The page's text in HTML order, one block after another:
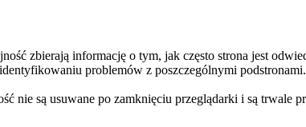
zbierają informację o tym, jak często strona jest
problemów z poszczególnymi
nie są usuwane po zamknięciu przeglądarki i są trwale